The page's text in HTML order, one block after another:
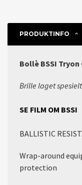
PRODUKTINFO
Bollè BSSI Tryon
Brille laget
SE FILM OM BSSI
BALLISTIC
Wrap-around
protection